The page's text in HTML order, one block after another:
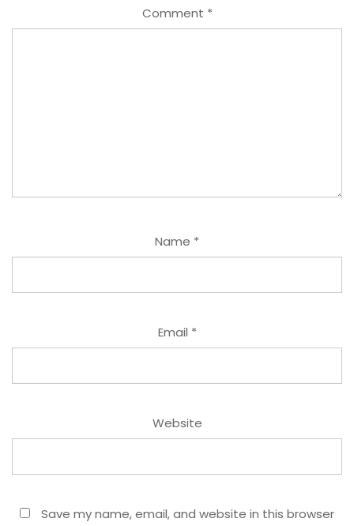
Comment *
Name *
Email *
Website
Save my name, email, and website in this browser